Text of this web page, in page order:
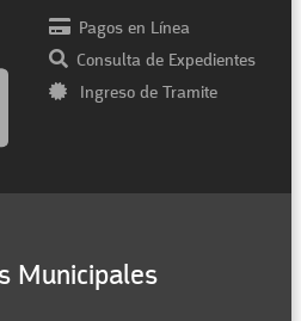
Pagos en Línea
Consulta de Expedientes
Ingreso de Tramite
Municipales